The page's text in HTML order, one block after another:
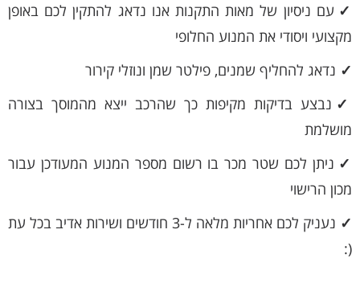
✓ עם ניסיון של מאות התקנות אנו נדאג להתקין לכם באופן
מקצועי ויסודי את המנוע החלופי
✓ נדאג להחליף שמנים, פילטר שמן ונוזלי קירור
✓ נבצע בדיקות מקיפות כך שהרכב ייצא מהמוסך בצורה
מושלמת
✓ ניתן לכם שטר מכר בו רשום מספר המנוע המעודכן עבור
מכון הרישוי
✓
נעניק לכם אחריות מלאה ל-3 חודשים ושירות אדיב בכל עת
(: